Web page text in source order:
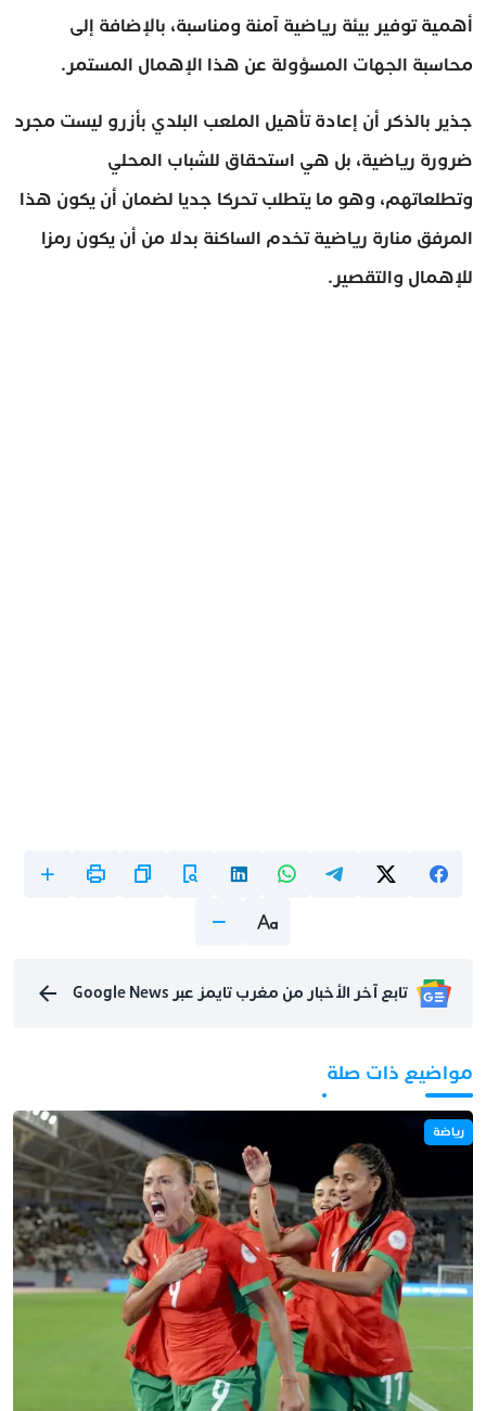
أهمية توفير بيئة رياضية آمنة ومناسبة، بالإضافة إلى
محاسبة الجهات المسؤولة عن هذا الإهمال المستمر.
جذير بالذكر أن إعادة تأهيل الملعب البلدي بأزرو ليست مجرد
ضرورة رياضية، بل هي استحقاق للشباب المحلي
وتطلعاتهم، وهو ما يتطلب تحركا جديا لضمان أن يكون هذا
المرفق منارة رياضية تخدم الساكنة بدلا من أن يكون رمزا
للإهمال والتقصير.
تابع آخر الأخبار من مغرب تايمز عبر Google News
مواضيع ذات صلة
رياضة